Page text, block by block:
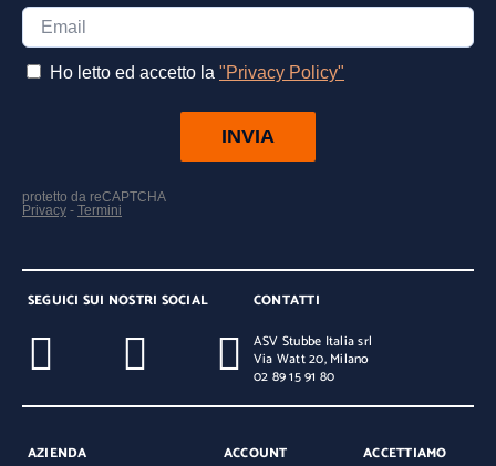
AZIENDA
ACCOUNT
SEGUICI SUI NOSTRI SOCIAL
CONTATTI
ASV Stubbe Italia srl
Via Watt 20, Milano
02 89 15 91 80
ACCETTIAMO